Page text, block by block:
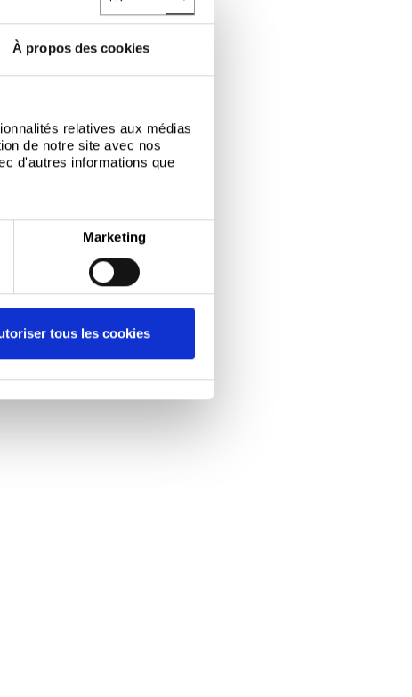
Toggle Dropdown
À propos des cookies
relatives aux médias
de notre site avec nos
d'autres informations que
Marketing
tous les cookies